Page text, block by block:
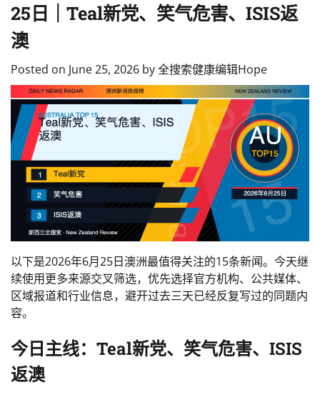
25日｜Teal新党、笑气危害、ISIS返
澳
Posted on June 25, 2026 by全搜索健康编辑Hope
以下是2026年6月25日澳洲最值得关注的15条新闻。今天继
续使用更多来源交叉筛选，优先选择官方机构、公共媒体、
区域报道和行业信息，避开过去三天已经反复写过的同题内
容。
今日主线：Teal新党、笑气危害、ISIS
返澳